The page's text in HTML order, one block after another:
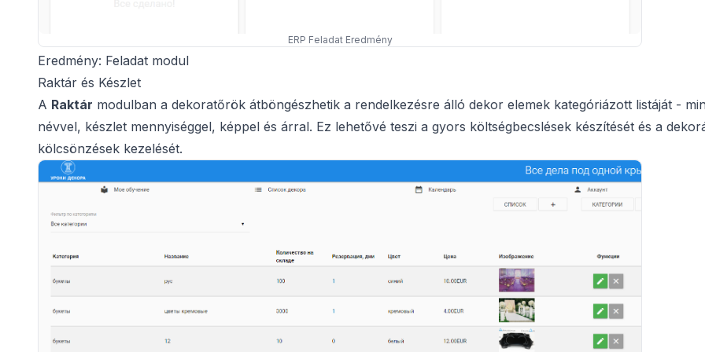
ERP Feladat Eredmény
Eredmény: Feladat modul
Raktár és Készlet
A Raktár modulban a dekoratőrök átböngészhetik a rendelkezésre álló dekor elemek kategóriázott listáját -
névvel, készlet mennyiséggel, képpel és árral. Ez lehetővé teszi a gyors költségbecslések készítését és a
kölcsönzések kezelését.